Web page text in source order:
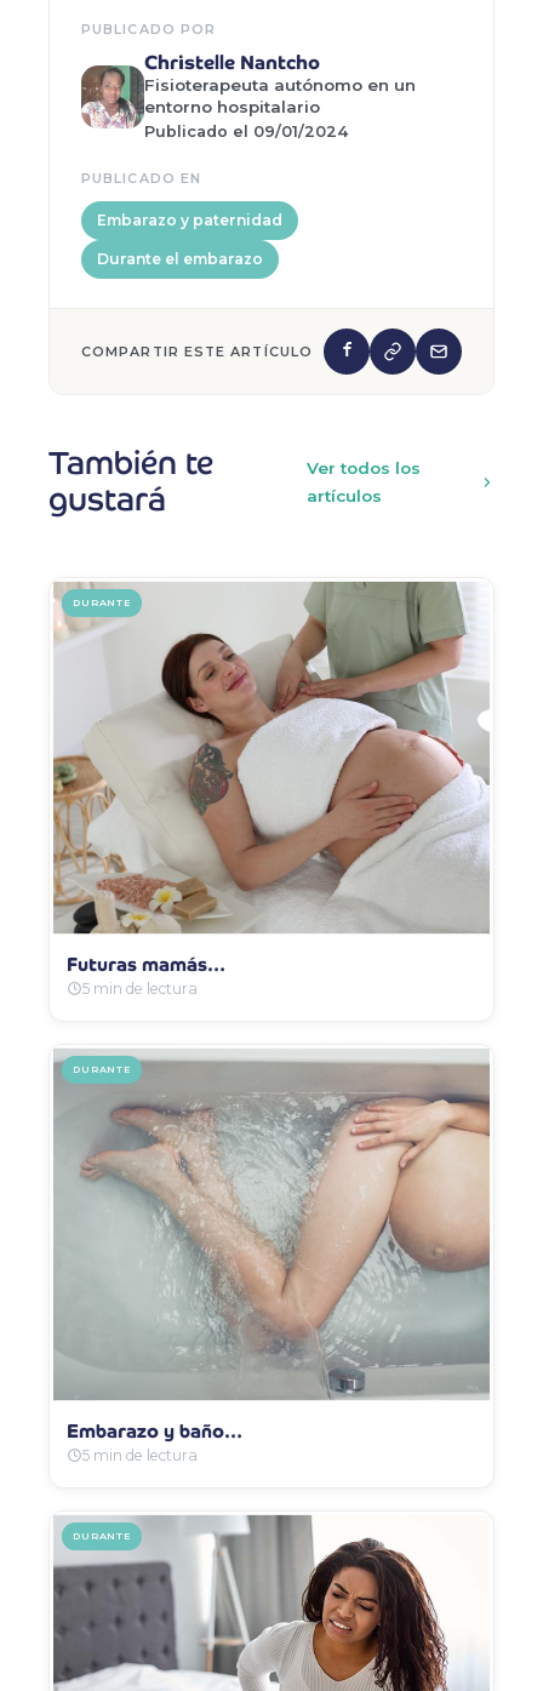
PUBLICADO POR
Christelle Nantcho
Fisioterapeuta autónomo en un
entorno hospitalario
Publicado el 09/01/2024
PUBLICADO EN
Embarazo y paternidad
Durante el embarazo
COMPARTIR ESTE ARTÍCULO
También te
gustará
Ver todos los
artículos
DURANTE
Futuras mamás…
5 min de lectura
DURANTE
Embarazo y baño…
5 min de lectura
DURANTE